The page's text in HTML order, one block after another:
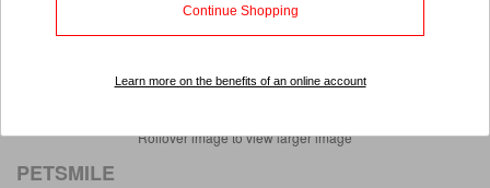
Rollover image to view larger image
PETSMILE
Continue Shopping
Learn more on the benefits of an online account